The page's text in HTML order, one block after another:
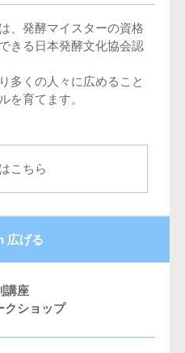
、発酵マイスターの資格
きる日本発酵文化協会認
多くの人々に広めること
を育てます。
こちら
広げる
講座
クショップ